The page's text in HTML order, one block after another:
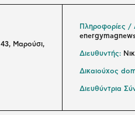
Μαρούσι,
Πληροφορίες /
Διευθυντής:
Δικαιούχος
Διευθύντρια